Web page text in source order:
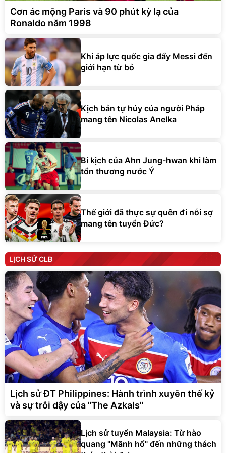
Cơn ác mộng Paris và 90 phút kỳ lạ của
Ronaldo năm 1998
Khi áp lực quốc gia đẩy Messi đến
giới hạn từ bỏ
Kịch bản tự hủy của người Pháp
mang tên Nicolas Anelka
Bi kịch của Ahn Jung-hwan khi làm
tổn thương nước Ý
Thế giới đã thực sự quên đi nỗi sợ
mang tên tuyển Đức?
LỊCH SỬ CLB
Lịch sử ĐT Philippines: Hành trình xuyên thế kỷ
và sự trỗi dậy của "The Azkals"
Lịch sử tuyển Malaysia: Từ hào
quang "Mãnh hổ" đến những thách